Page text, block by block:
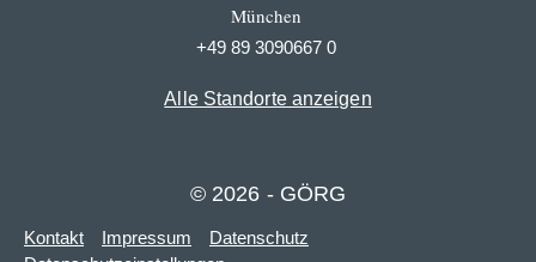
München
+49 89 3090667 0
Alle Standorte anzeigen
© 2026 - GÖRG
Kontakt Impressum
Datenschutz